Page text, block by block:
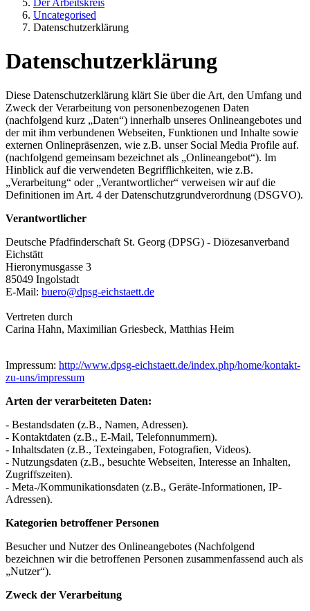
Uncategorised
Datenschutzerklärung
Datenschutzerklärung
Diese Datenschutzerklärung klärt Sie über die Art, den Umfang und
Zweck der Verarbeitung von personenbezogenen Daten
(nachfolgend kurz „Daten“) innerhalb unseres Onlineangebotes und
der mit ihm verbundenen Webseiten, Funktionen und Inhalte sowie
externen Onlinepräsenzen, wie z.B. unser Social Media Profile auf.
(nachfolgend gemeinsam bezeichnet als „Onlineangebot“). Im
Hinblick auf die verwendeten Begrifflichkeiten, wie z.B.
„Verarbeitung“ oder „Verantwortlicher“ verweisen wir auf die
Definitionen im Art. 4 der Datenschutzgrundverordnung (DSGVO).
Verantwortlicher
Deutsche Pfadfinderschaft St. Georg (DPSG) - Diözesanverband
Eichstätt
Hieronymusgasse 3
85049 Ingolstadt
E-Mail: buero@dpsg-eichstaett.de
Vertreten durch
Carina Hahn, Maximilian Griesbeck, Matthias Heim
Impressum: http://www.dpsg-eichstaett.de/index.php/home/kontakt-
zu-uns/impressum
Arten der verarbeiteten Daten:
- Bestandsdaten (z.B., Namen, Adressen).
- Kontaktdaten (z.B., E-Mail, Telefonnummern).
- Inhaltsdaten (z.B., Texteingaben, Fotografien, Videos).
- Nutzungsdaten (z.B., besuchte Webseiten, Interesse an Inhalten,
Zugriffszeiten).
- Meta-/Kommunikationsdaten (z.B., Geräte-Informationen, IP-
Adressen).
Kategorien betroffener Personen
Besucher und Nutzer des Onlineangebotes (Nachfolgend
bezeichnen wir die betroffenen Personen zusammenfassend auch als
„Nutzer“).
Zweck der Verarbeitung